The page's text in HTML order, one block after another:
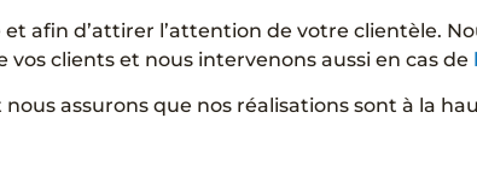
afin d’attirer l’attention de votre clientèle.
vos clients et nous intervenons aussi en cas de
assurons que nos réalisations sont à la